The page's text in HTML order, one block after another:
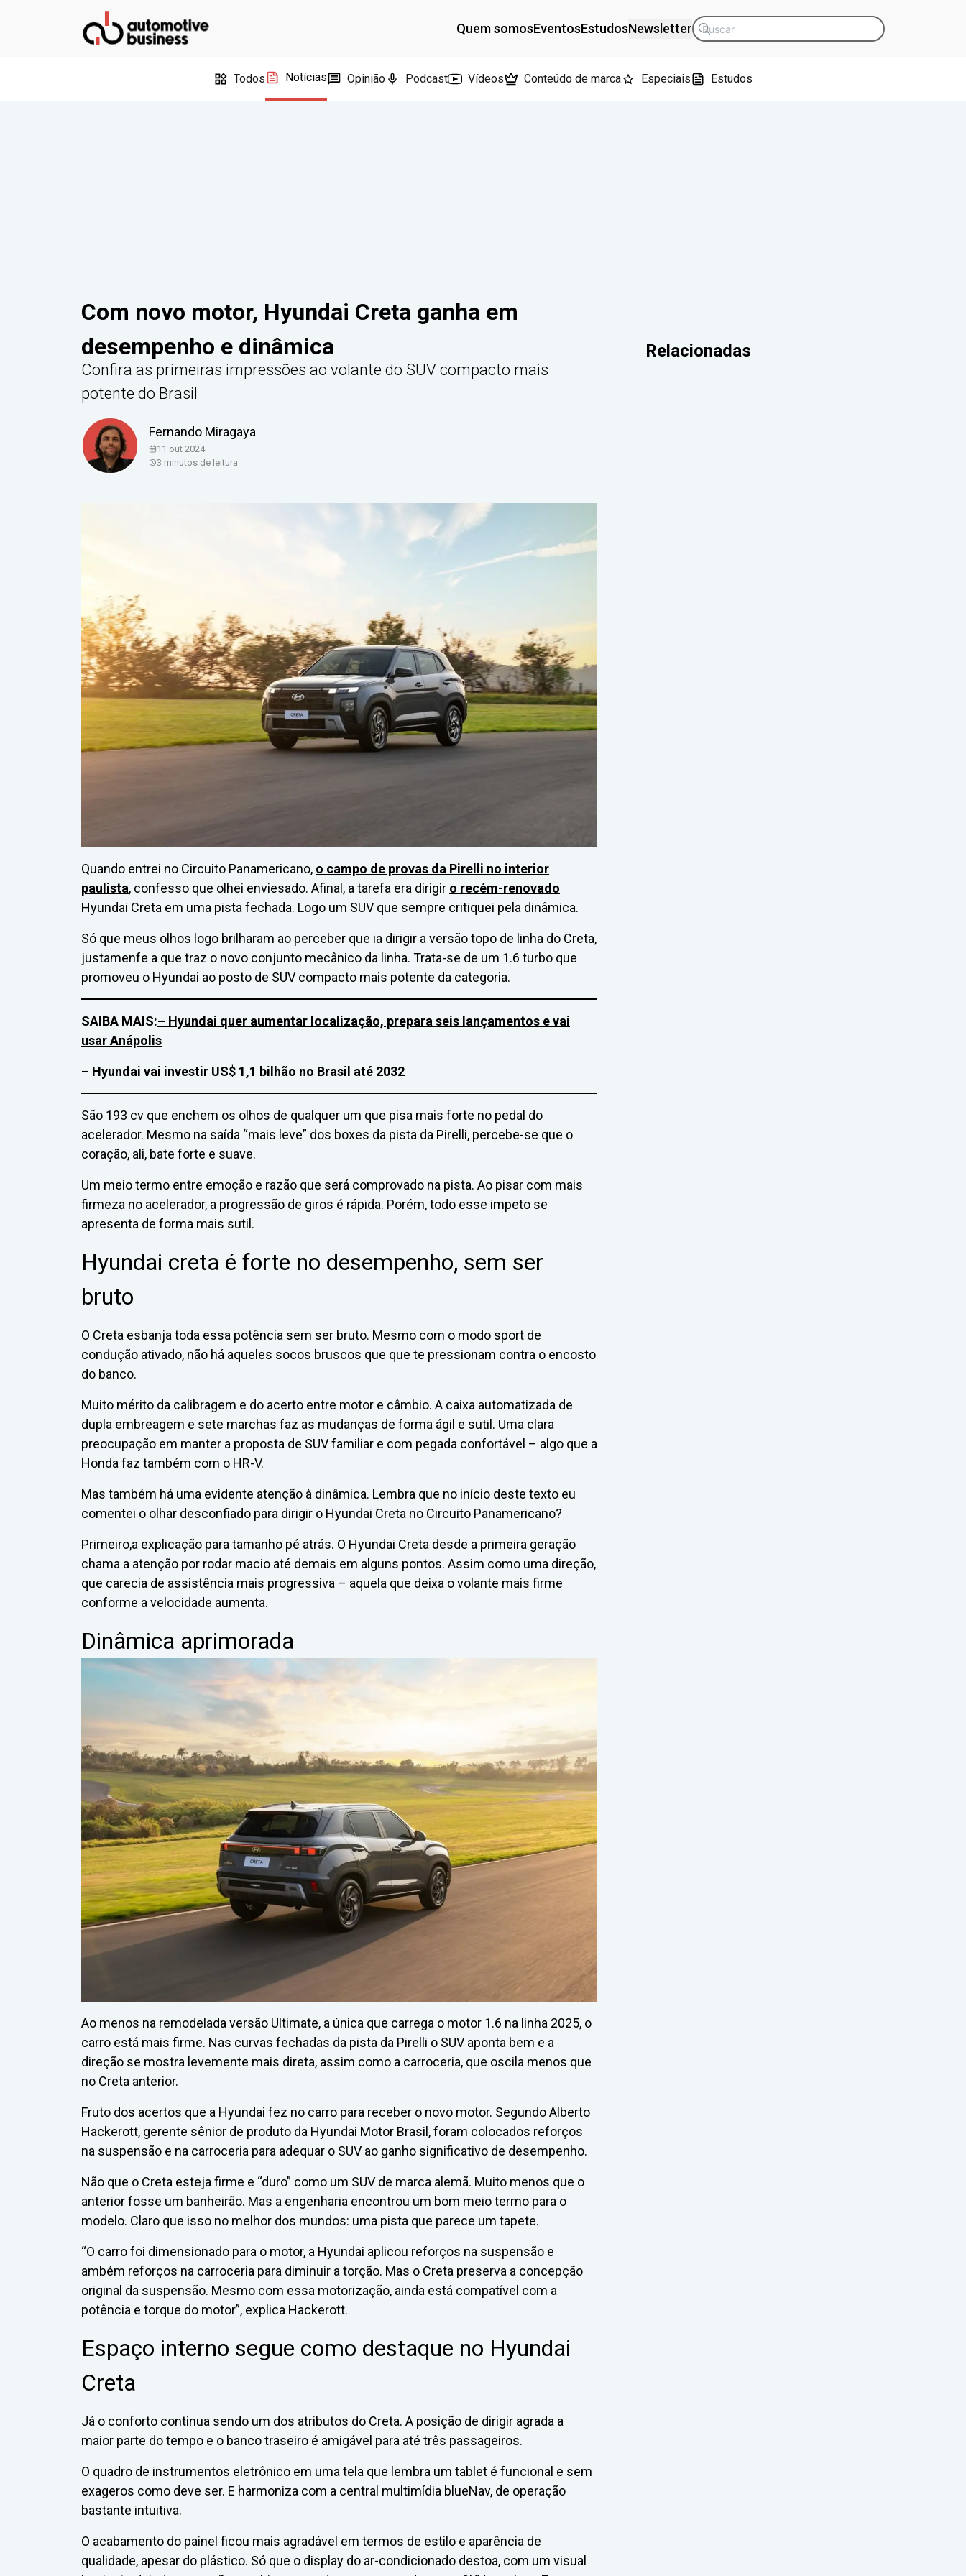
Quem somosEventosEstudosNewsletter
Todos Notícias Opinião Podcast Vídeos Conteúdo de marca Especiais Estudos
Com novo motor, Hyundai Creta ganha em
desempenho e dinâmica
Confira as primeiras impressões ao volante do SUV compacto mais
potente do Brasil
Fernando Miragaya
11 out 2024
3 minutos de leitura
Quando entrei no Circuito Panamericano, o campo de provas da Pirelli no interior
paulista, confesso que olhei enviesado. Afinal, a tarefa era dirigir o recém-renovado
Hyundai Creta em uma pista fechada. Logo um SUV que sempre critiquei pela dinâmica.
Só que meus olhos logo brilharam ao perceber que ia dirigir a versão topo de linha do Creta,
justamenfe a que traz o novo conjunto mecânico da linha. Trata-se de um 1.6 turbo que
promoveu o Hyundai ao posto de SUV compacto mais potente da categoria.
SAIBA MAIS:– Hyundai quer aumentar localização, prepara seis lançamentos e vai
usar Anápolis
– Hyundai vai investir US$ 1,1 bilhão no Brasil até 2032
São 193 cv que enchem os olhos de qualquer um que pisa mais forte no pedal do
acelerador. Mesmo na saída “mais leve” dos boxes da pista da Pirelli, percebe-se que o
coração, ali, bate forte e suave.
Um meio termo entre emoção e razão que será comprovado na pista. Ao pisar com mais
firmeza no acelerador, a progressão de giros é rápida. Porém, todo esse impeto se
apresenta de forma mais sutil.
Hyundai creta é forte no desempenho, sem ser
bruto
O Creta esbanja toda essa potência sem ser bruto. Mesmo com o modo sport de
condução ativado, não há aqueles socos bruscos que que te pressionam contra o encosto
do banco.
Muito mérito da calibragem e do acerto entre motor e câmbio. A caixa automatizada de
dupla embreagem e sete marchas faz as mudanças de forma ágil e sutil. Uma clara
preocupação em manter a proposta de SUV familiar e com pegada confortável – algo que a
Honda faz também com o HR-V.
Mas também há uma evidente atenção à dinâmica. Lembra que no início deste texto eu
comentei o olhar desconfiado para dirigir o Hyundai Creta no Circuito Panamericano?
Primeiro,a explicação para tamanho pé atrás. O Hyundai Creta desde a primeira geração
chama a atenção por rodar macio até demais em alguns pontos. Assim como uma direção,
que carecia de assistência mais progressiva – aquela que deixa o volante mais firme
conforme a velocidade aumenta.
Dinâmica aprimorada
Ao menos na remodelada versão Ultimate, a única que carrega o motor 1.6 na linha 2025, o
carro está mais firme. Nas curvas fechadas da pista da Pirelli o SUV aponta bem e a
direção se mostra levemente mais direta, assim como a carroceria, que oscila menos que
no Creta anterior.
Fruto dos acertos que a Hyundai fez no carro para receber o novo motor. Segundo Alberto
Hackerott, gerente sênior de produto da Hyundai Motor Brasil, foram colocados reforços
na suspensão e na carroceria para adequar o SUV ao ganho significativo de desempenho.
Não que o Creta esteja firme e “duro” como um SUV de marca alemã. Muito menos que o
anterior fosse um banheirão. Mas a engenharia encontrou um bom meio termo para o
modelo. Claro que isso no melhor dos mundos: uma pista que parece um tapete.
“O carro foi dimensionado para o motor, a Hyundai aplicou reforços na suspensão e
ambém reforços na carroceria para diminuir a torção. Mas o Creta preserva a concepção
original da suspensão. Mesmo com essa motorização, ainda está compatível com a
potência e torque do motor”, explica Hackerott.
Espaço interno segue como destaque no Hyundai
Creta
Já o conforto continua sendo um dos atributos do Creta. A posição de dirigir agrada a
maior parte do tempo e o banco traseiro é amigável para até três passageiros.
O quadro de instrumentos eletrônico em uma tela que lembra um tablet é funcional e sem
exageros como deve ser. E harmoniza com a central multimídia blueNav, de operação
bastante intuitiva.
O acabamento do painel ficou mais agradável em termos de estilo e aparência de
qualidade, apesar do plástico. Só que o display do ar-condicionado destoa, com um visual
Relacionadas